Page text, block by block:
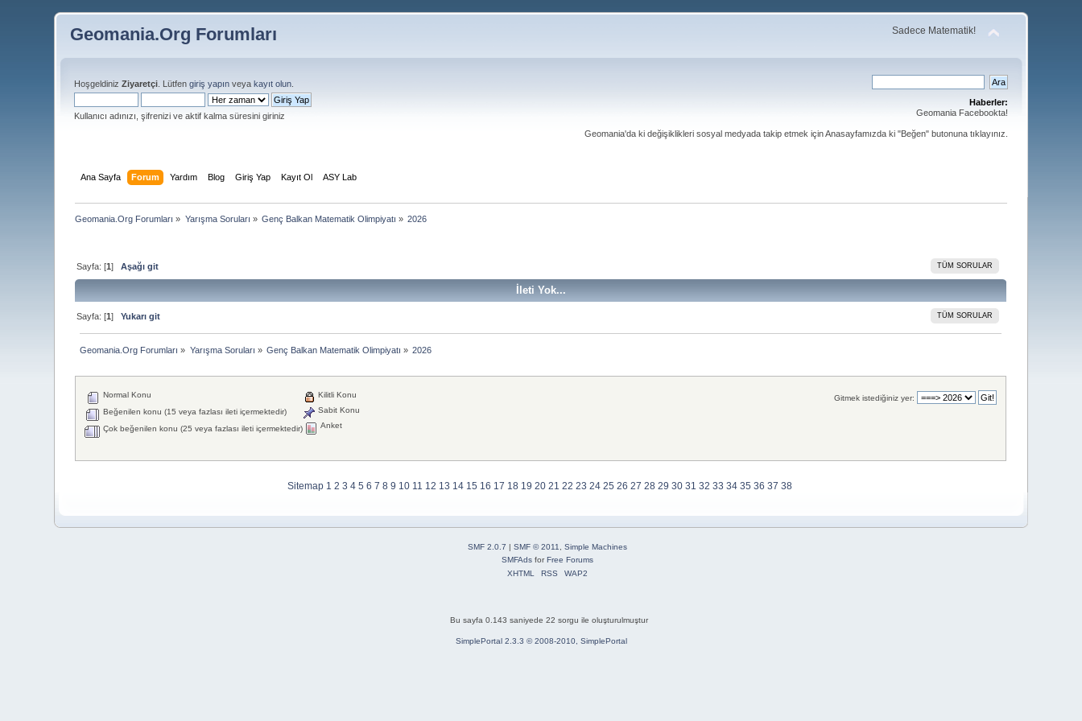
Geomania.Org Forumları Sadece Matematik!
HoşgeldinizZiyaretçi . Lütfengiriş yapın veyakayıt olun
Kullanıcı adınızı, şifrenizi ve aktif kalma süresini giriniz
Haberler:
Geomania Facebookta!
Geomania'da ki değişiklikleri sosyal medyada takip etmek için Anasayfamızda ki "Beğen" butonuna tıklayınız.
Ana Sayfa Forum Yardım Blog Giriş Yap Kayıt Ol ASY Lab
Geomania.Org Forumları » Yarışma Soruları » Genç Balkan Matematik Olimpiyatı » 2026
Sayfa: [1]Aşağı git TÜM SORULAR
İleti Yok...
TÜM SORULAR
Sayfa: [1]Yukarı git
Geomania.Org Forumları » Yarışma Soruları » Genç Balkan Matematik Olimpiyatı » 2026
Gitmek istediğiniz yer:
Normal Konu
Beğenilen konu (15 veya fazlası ileti içermektedir)
Çok beğenilen konu (25 veya fazlası ileti içermektedir)
Kilitli Konu
Sabit Konu
Anket
Sitemap 1 2 3 4 5 6 7 8 9 10 11 12 13 14 15 16 17 18 19 20 21 22 23 24 25 26 27 28 29 30 31 32 33 34 35 36 37 38
SMF 2.0.7 | SMF © 2011
Simple Machines
SMFAdsforFree Forums
XHTML
RSS WAP2
Bu sayfa 0.143 saniyede 22 sorgu ile oluşturulmuştur
SimplePortal 2.3.3 © 2008-2010, SimplePortal